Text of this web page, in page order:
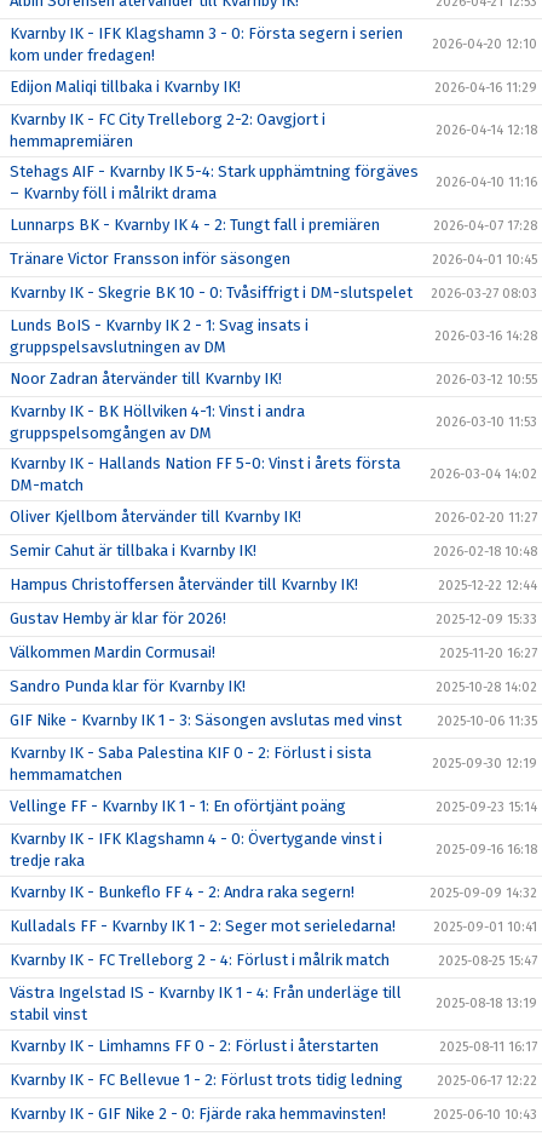
Kvarnby IK - IFK Klagshamn 3 - 0: Första segern i serien
kom under fredagen!
2026-04-20 12:10
Edijon Maliqi tillbaka i Kvarnby IK! 2026-04-16 11:29
Kvarnby IK - FC City Trelleborg 2-2: Oavgjort i
hemmapremiären
2026-04-14 12:18
Stehags AIF - Kvarnby IK 5-4: Stark upphämtning förgäves
– Kvarnby föll i målrikt drama
2026-04-10 11:16
Lunnarps BK - Kvarnby IK 4 - 2: Tungt fall i premiären 2026-04-07 17:28
Tränare Victor Fransson inför säsongen 2026-04-01 10:45
Kvarnby IK - Skegrie BK 10 - 0: Tvåsiffrigt i DM-slutspelet 2026-03-27 08:03
Lunds BoIS - Kvarnby IK 2 - 1: Svag insats i
gruppspelsavslutningen av DM
2026-03-16 14:28
Noor Zadran återvänder till Kvarnby IK! 2026-03-12 10:55
Kvarnby IK - BK Höllviken 4-1: Vinst i andra
gruppspelsomgången av DM
2026-03-10 11:53
Kvarnby IK - Hallands Nation FF 5-0: Vinst i årets första
DM-match
2026-03-04 14:02
Oliver Kjellbom återvänder till Kvarnby IK! 2026-02-20 11:27
Semir Cahut är tillbaka i Kvarnby IK! 2026-02-18 10:48
Hampus Christoffersen återvänder till Kvarnby IK! 2025-12-22 12:44
Gustav Hemby är klar för 2026! 2025-12-09 15:33
Välkommen Mardin Cormusai! 2025-11-20 16:27
Sandro Punda klar för Kvarnby IK! 2025-10-28 14:02
GIF Nike - Kvarnby IK 1 - 3: Säsongen avslutas med vinst 2025-10-06 11:35
Kvarnby IK - Saba Palestina KIF 0 - 2: Förlust i sista
hemmamatchen
2025-09-30 12:19
Vellinge FF - Kvarnby IK 1 - 1: En oförtjänt poäng 2025-09-23 15:14
Kvarnby IK - IFK Klagshamn 4 - 0: Övertygande vinst i
tredje raka
2025-09-16 16:18
Kvarnby IK - Bunkeflo FF 4 - 2: Andra raka segern! 2025-09-09 14:32
Kulladals FF - Kvarnby IK 1 - 2: Seger mot serieledarna! 2025-09-01 10:41
Kvarnby IK - FC Trelleborg 2 - 4: Förlust i målrik match 2025-08-25 15:47
Västra Ingelstad IS - Kvarnby IK 1 - 4: Från underläge till
stabil vinst
2025-08-18 13:19
Kvarnby IK - Limhamns FF 0 - 2: Förlust i återstarten 2025-08-11 16:17
Kvarnby IK - FC Bellevue 1 - 2: Förlust trots tidig ledning 2025-06-17 12:22
Kvarnby IK - GIF Nike 2 - 0: Fjärde raka hemmavinsten! 2025-06-10 10:43